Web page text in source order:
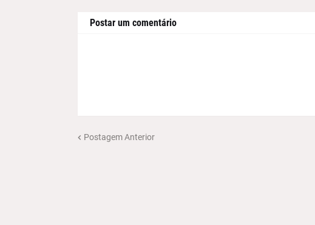
Postar um comentário
Postagem Anterior